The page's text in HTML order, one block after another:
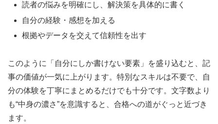
読者の悩みを明確にし、解決策を具体的に書く
自分の経験・感想を加える
根拠やデータを交えて信頼性を出す
このように「自分にしか書けない要素」を盛り込むと、記
事の価値が一気に上がります。特別なスキルは不要で、自
分の体験を丁寧にまとめるだけでも十分です。文字数より
も“中身の濃さ”を意識すると、合格への道がぐっと近づき
ます。